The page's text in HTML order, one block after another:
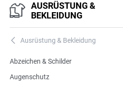
AUSRÜSTUNG &
BEKLEIDUNG
A Ausrüstung & Bekleidung
Abzeichen & Schilder
Augenschutz